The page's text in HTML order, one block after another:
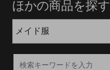
ほかの商品を探す